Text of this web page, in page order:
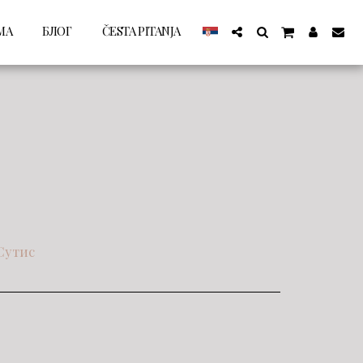
БЛОГ ČESTA PITANJA